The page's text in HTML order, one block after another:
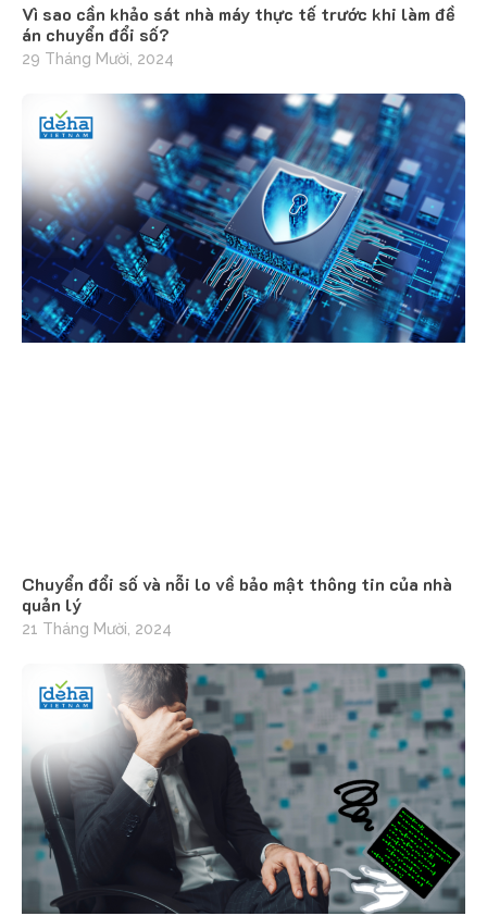
Vì sao cần khảo sát nhà máy thực tế trước khi làm đề
án chuyển đổi số?
29 Tháng Mười, 2024
Chuyển đổi số và nỗi lo về bảo mật thông tin của nhà
quản lý
21 Tháng Mười, 2024